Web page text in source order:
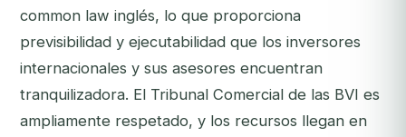
common law inglés, lo que proporciona
previsibilidad y ejecutabilidad que los inversores
internacionales y sus asesores encuentran
tranquilizadora. El Tribunal Comercial de las BVI es
ampliamente respetado, y los recursos llegan en